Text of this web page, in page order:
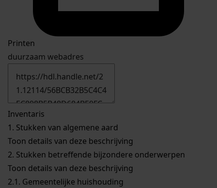
Printen
duurzaam webadres
Inventaris
1. Stukken van algemene aard
Toon details van deze beschrijving
2. Stukken betreffende bijzondere onderwerpen
Toon details van deze beschrijving
2.1. Gemeentelijke huishouding